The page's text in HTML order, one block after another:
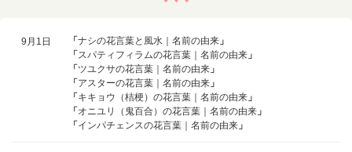
9月1日 「 ナシの花言葉と風水｜名前の由来 」
「 スパティフィラムの花言葉｜名前の由来 」
「 ツユクサの花言葉｜名前の由来 」
「 アスターの花言葉｜名前の由来 」
「 キキョウ（桔梗）の花言葉｜名前の由来 」
「 オニユリ（鬼百合）の花言葉｜名前の由来 」
「 インパチェンスの花言葉｜名前の由来 」